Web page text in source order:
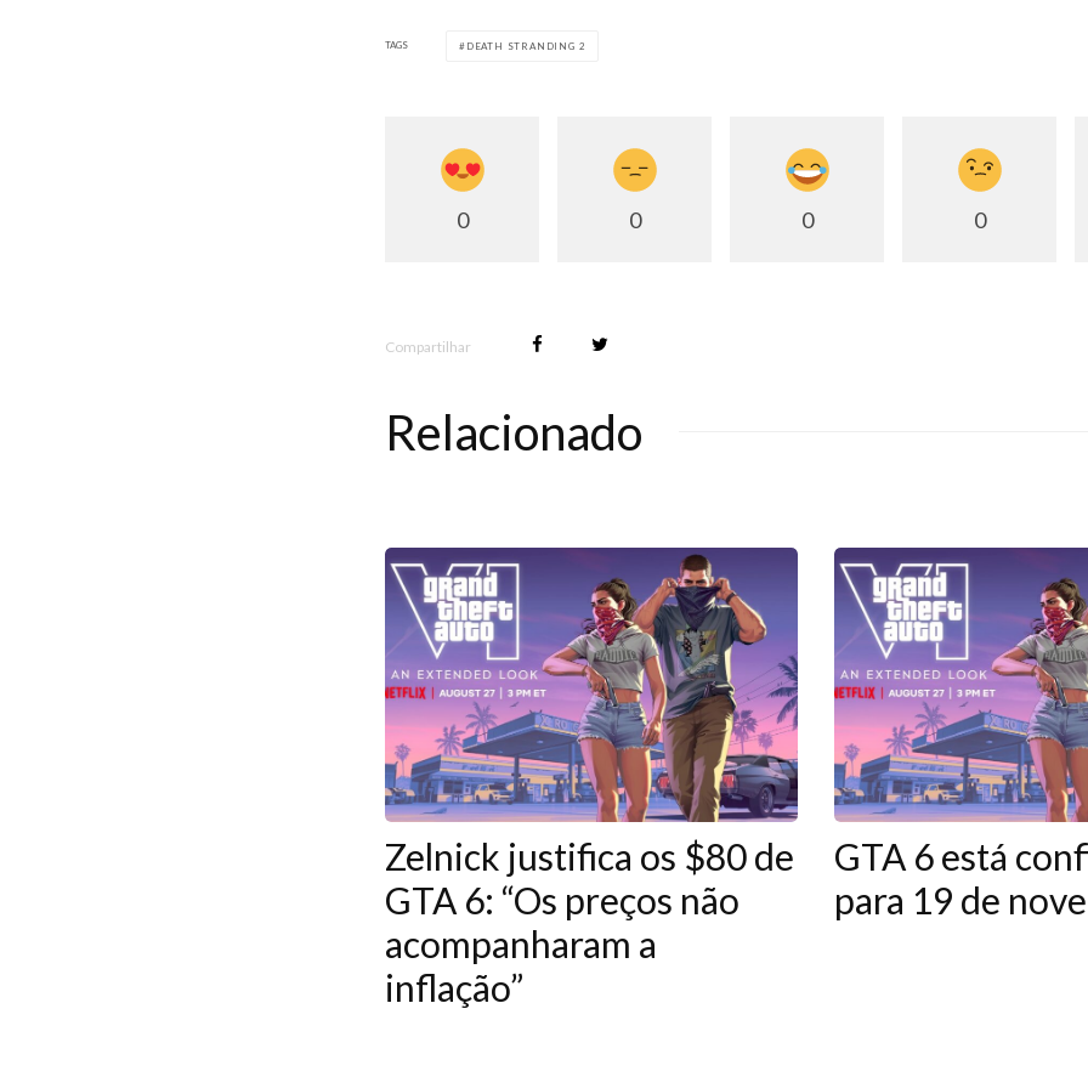
TAGS DEATH STRANDING 2
0 0 0 0
Compartilhar
Relacionado
Zelnick justifica os $80 de
GTA 6: “Os preços não
acompanharam a
inflação”
GTA 6 está
para 19 de